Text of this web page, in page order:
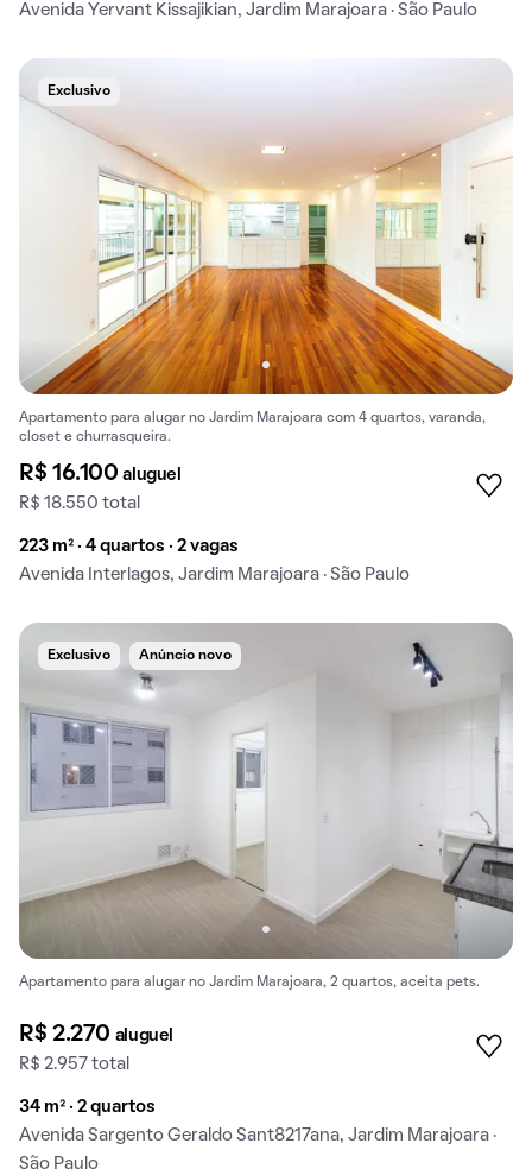
Avenida Yervant Kissajikian, Jardim Marajoara · São Paulo
Exclusivo
Apartamento para alugar no Jardim Marajoara com 4 quartos, varanda,
closet e churrasqueira.
R$ 16.100aluguel
R$ 18.550 total
223 m² · 4 quartos · 2 vagas
Avenida Interlagos, Jardim Marajoara · São Paulo
Exclusivo Anúncio novo
Apartamento para alugar no Jardim Marajoara, 2 quartos, aceita pets.
R$ 2.270 aluguel
R$ 2.957 total
34 m² · 2 quartos
Avenida Sargento Geraldo Sant8217ana, Jardim Marajoara ·
São Paulo